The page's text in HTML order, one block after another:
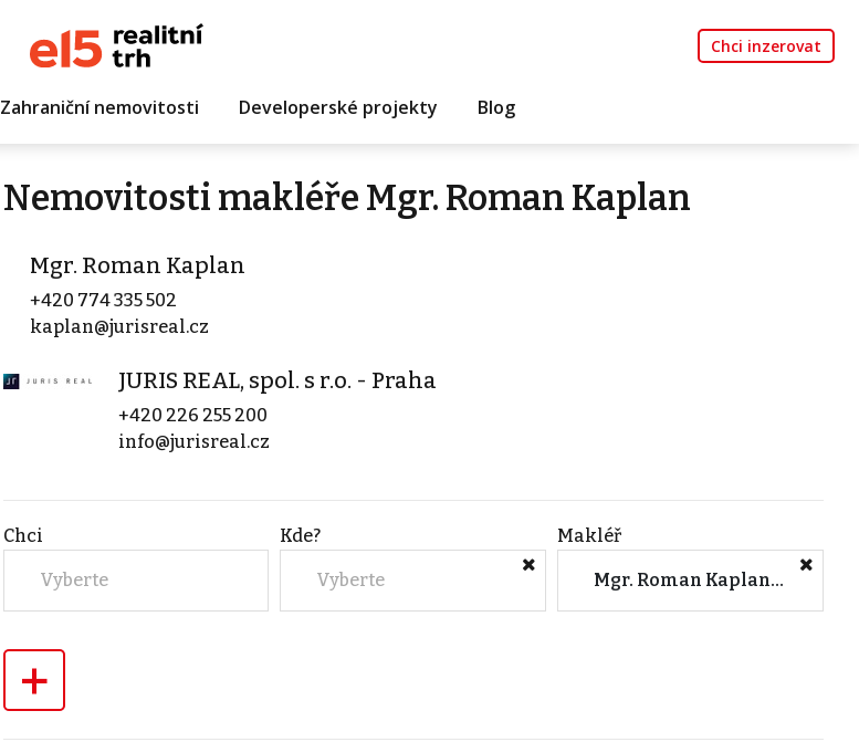
Chci inzerovat
Zahraniční nemovitosti Developerské projekty Blog
Nemovitosti makléře Mgr. Roman Kaplan
Mgr. Roman Kaplan
+420 774 335 502
kaplan@jurisreal.cz
JURIS REAL, spol. s r.o. - Praha
+420 226 255 200
info@jurisreal.cz
Chci
Vyberte
Kde?
Vyberte
Makléř
Mgr. Roman Kaplan (JURIS REAL, spol. s r.o. - Praha)
+